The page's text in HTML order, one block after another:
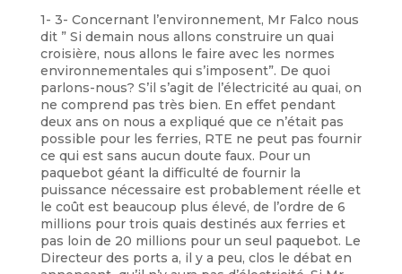
1- 3- Concernant l’environnement, Mr Falco nous
dit ” Si demain nous allons construire un quai
croisière, nous allons le faire avec les normes
environnementales qui s’imposent”. De quoi
parlons-nous? S’il s’agit de l’électricité au quai, on
ne comprend pas très bien. En effet pendant
deux ans on nous a expliqué que ce n’était pas
possible pour les ferries, RTE ne peut pas fournir
ce qui est sans aucun doute faux. Pour un
paquebot géant la difficulté de fournir la
puissance nécessaire est probablement réelle et
le coût est beaucoup plus élevé, de l’ordre de 6
millions pour trois quais destinés aux ferries et
pas loin de 20 millions pour un seul paquebot. Le
Directeur des ports a, il y a peu, clos le débat en